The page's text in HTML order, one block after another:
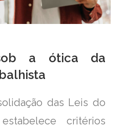
a ótica da
das Leis do
critérios